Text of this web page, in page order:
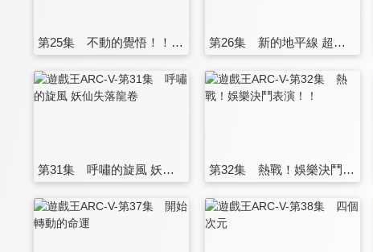
第25集 不動的覺悟！！權現坂昇 第26集 新的地平線 超重荒神須佐之男－O
第31集 呼嘯的旋風 妖仙失落龍卷 第32集 熱戰！娛樂決鬥表演！！